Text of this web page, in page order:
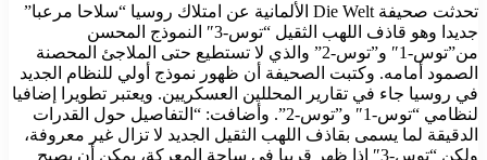
تحدثت صحيفة Die Welt الألمانية عن امتلاك روسيا “سلاحا مرعبا”
جديدا وهو قاذف اللهب الثقيل “توس-3″ النموذج المحسن
من”توس-1″ و”توس-2” والذي لا تستطيع حتى الملاجئ المحصنة
الصمود أمامه. وكتبت الصحيفة أن ظهور نموذج أولي للنظام الجديد
في روسيا جاء في تقارير المحللين العسكريين. ويعتبر تطويرا إضافيا
لنظامي “توس-1″ و”توس-2”. وأضافت: “التفاصيل حول القدرات
الدقيقة لما يسمى بقاذف اللهب الثقيل الجديد لا تزال غير معروفة،
ولكن “توس-3″ إذا ظهر قريبا في ساحة المعركة، يمكن أن يصبح